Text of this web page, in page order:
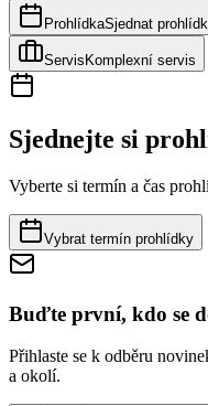
ProhlídkaSjednat
Servis Komplexní servis
Sjednejte si
Vyberte si termín a čas
Vybrat termín prohlídky
Buďte první, kdo se
Přihlaste se k odběru
a okolí.